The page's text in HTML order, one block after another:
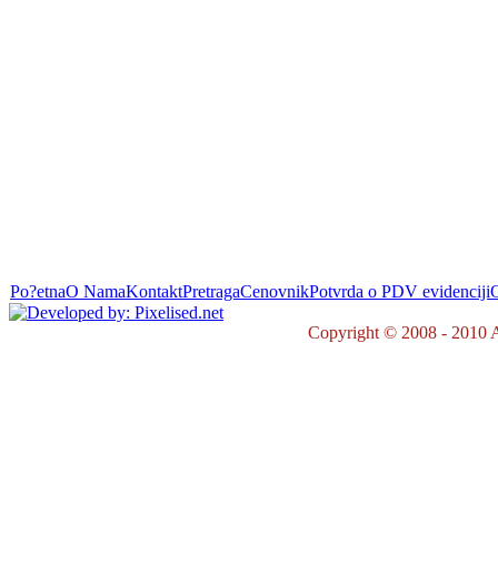
Po?etnaO NamaKontaktPretragaCenovnikPotvrda o PDV evidenciji
Copyright © 2008 - 2010